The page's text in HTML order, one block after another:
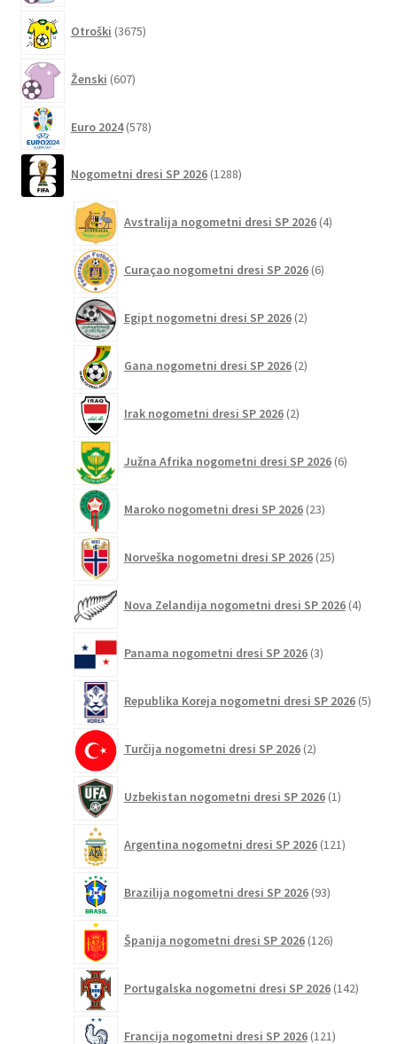
Otroški 3675izdelkov
Ženski 607izdelkov
Euro 2024 578izdelkov
Nogometni dresi SP 2026 1288izdelkov
Avstralija nogometni dresi SP 2026 4izdelki
Curaçao nogometni dresi SP 2026 6izdelkov
Egipt nogometni dresi SP 2026 2izdelka
Gana nogometni dresi SP 2026 2izdelka
Irak nogometni dresi SP 2026 2izdelka
Južna Afrika nogometni dresi SP 2026 6izdelkov
Maroko nogometni dresi SP 2026 23izdelkov
Norveška nogometni dresi SP 2026 25izdelkov
Nova Zelandija nogometni dresi SP 2026 4izdelki
Panama nogometni dresi SP 2026 3izdelki
Republika Koreja nogometni dresi SP 2026 5
Turčija nogometni dresi SP 2026 2izdelka
Uzbekistan nogometni dresi SP 2026 1izdelek
Argentina nogometni dresi SP 2026 121izdelkov
Brazilija nogometni dresi SP 2026 93izdelkov
Španija nogometni dresi SP 2026 126izdelkov
Portugalska nogometni dresi SP 2026 142
Francija nogometni dresi SP 2026 121